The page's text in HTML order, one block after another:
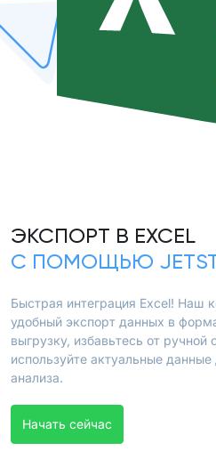
ЭКСПОРТ В EXCEL
С ПОМОЩЬЮ
Быстрая интеграция Excel! Наш
удобный экспорт данных в
выгрузку, избавьтесь от ручной
используйте актуальные данные
анализа.
Начать сейчас